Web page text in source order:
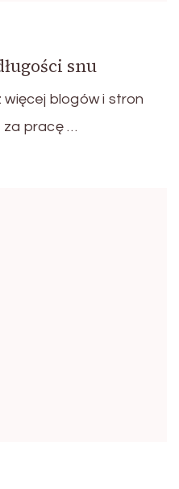
snu
blogów i stron
za pracę …